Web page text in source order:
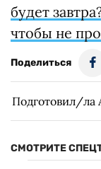
будет
чтобы не
Поделиться
Подготовил/ла
СМОТРИТЕ